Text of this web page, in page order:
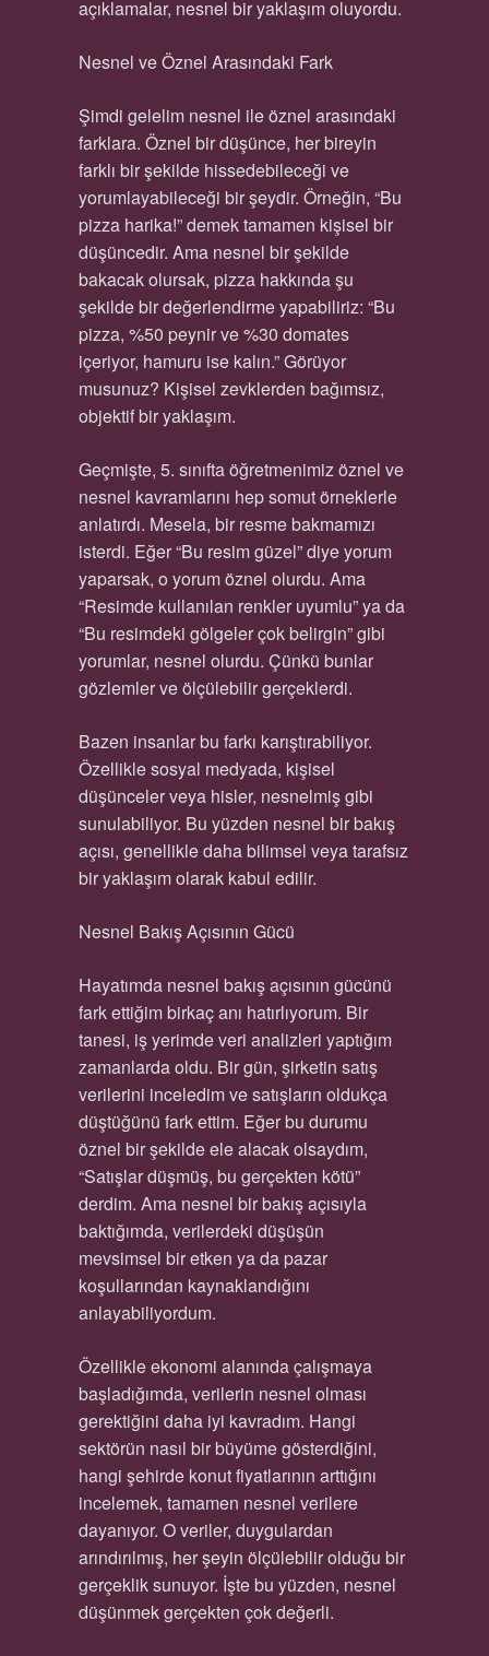
açıklamalar, nesnel bir yaklaşım oluyordu.
Nesnel ve Öznel Arasındaki Fark
Şimdi gelelim nesnel ile öznel arasındaki
farklara. Öznel bir düşünce, her bireyin
farklı bir şekilde hissedebileceği ve
yorumlayabileceği bir şeydir. Örneğin, “Bu
pizza harika!” demek tamamen kişisel bir
düşüncedir. Ama nesnel bir şekilde
bakacak olursak, pizza hakkında şu
şekilde bir değerlendirme yapabiliriz: “Bu
pizza, %50 peynir ve %30 domates
içeriyor, hamuru ise kalın.” Görüyor
musunuz? Kişisel zevklerden bağımsız,
objektif bir yaklaşım.
Geçmişte, 5. sınıfta öğretmenimiz öznel ve
nesnel kavramlarını hep somut örneklerle
anlatırdı. Mesela, bir resme bakmamızı
isterdi. Eğer “Bu resim güzel” diye yorum
yaparsak, o yorum öznel olurdu. Ama
“Resimde kullanılan renkler uyumlu” ya da
“Bu resimdeki gölgeler çok belirgin” gibi
yorumlar, nesnel olurdu. Çünkü bunlar
gözlemler ve ölçülebilir gerçeklerdi.
Bazen insanlar bu farkı karıştırabiliyor.
Özellikle sosyal medyada, kişisel
düşünceler veya hisler, nesnelmiş gibi
sunulabiliyor. Bu yüzden nesnel bir bakış
açısı, genellikle daha bilimsel veya tarafsız
bir yaklaşım olarak kabul edilir.
Nesnel Bakış Açısının Gücü
Hayatımda nesnel bakış açısının gücünü
fark ettiğim birkaç anı hatırlıyorum. Bir
tanesi, iş yerimde veri analizleri yaptığım
zamanlarda oldu. Bir gün, şirketin satış
verilerini inceledim ve satışların oldukça
düştüğünü fark ettim. Eğer bu durumu
öznel bir şekilde ele alacak olsaydım,
“Satışlar düşmüş, bu gerçekten kötü”
derdim. Ama nesnel bir bakış açısıyla
baktığımda, verilerdeki düşüşün
mevsimsel bir etken ya da pazar
koşullarından kaynaklandığını
anlayabiliyordum.
Özellikle ekonomi alanında çalışmaya
başladığımda, verilerin nesnel olması
gerektiğini daha iyi kavradım. Hangi
sektörün nasıl bir büyüme gösterdiğini,
hangi şehirde konut fiyatlarının arttığını
incelemek, tamamen nesnel verilere
dayanıyor. O veriler, duygulardan
arındırılmış, her şeyin ölçülebilir olduğu bir
gerçeklik sunuyor. İşte bu yüzden, nesnel
düşünmek gerçekten çok değerli.